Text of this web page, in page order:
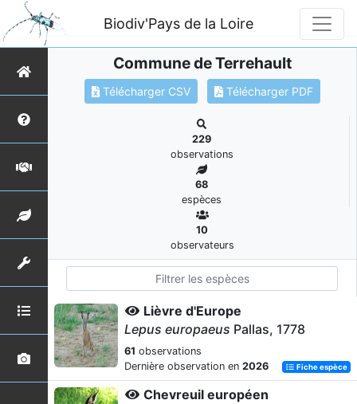
Biodiv'Pays de la Loire
Commune de Terrehault
Télécharger CSV Télécharger PDF
229
observations
68
espèces
10
observateurs
Lièvre d'Europe
Lepus europaeus Pallas, 1778
61 observations
Dernière observation en 2026 Fiche espèce
Chevreuil européen